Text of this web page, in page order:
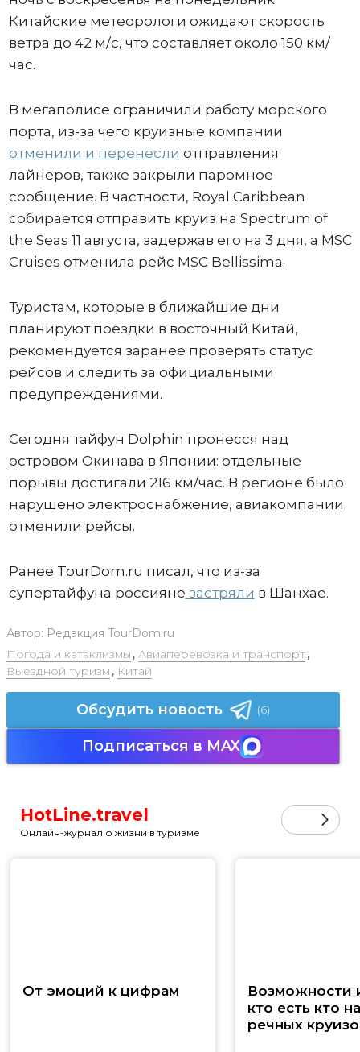
Китайские метеорологи ожидают скорость
ветра до 42 м/с, что составляет около 150 км/
час.
В мегаполисе ограничили работу морского
порта, из-за чего круизные компании
отменили и перенесли отправления
лайнеров, также закрыли паромное
сообщение. В частности, Royal Caribbean
собирается отправить круиз на Spectrum of
the Seas 11 августа, задержав его на 3 дня, а MSC
Cruises отменила рейс MSC Bellissima.
Туристам, которые в ближайшие дни
планируют поездки в восточный Китай,
рекомендуется заранее проверять статус
рейсов и следить за официальными
предупреждениями.
Сегодня тайфун Dolphin пронесся над
островом Окинава в Японии: отдельные
порывы достигали 216 км/час. В регионе было
нарушено электроснабжение, авиакомпании
отменили рейсы.
Ранее TourDom.ru писал, что из-за
супертайфуна россияне застряли в Шанхае.
Автор: Редакция TourDom.ru
Погода и катаклизмы , Авиаперевозка и транспорт,
Выездной туризм , Китай
Обсудить новость (6)
Подписаться в MAX
HotLine.travel
Онлайн-журнал о жизни в туризме
От эмоций к цифрам
Возможности
кто есть кто
речных